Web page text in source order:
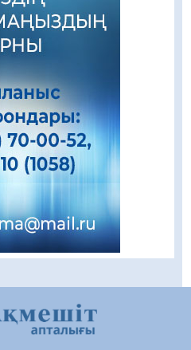
іріктеуінде
панно» атты
дамыту аясында
жобасы
Қызылорда
басшысы